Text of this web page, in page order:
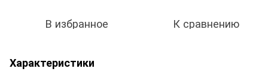
В избранное К сравнению
Характеристики